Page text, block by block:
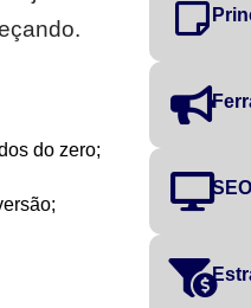
do zero;